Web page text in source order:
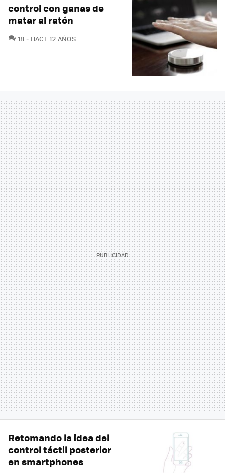
control con ganas de
matar al ratón
18 COMENTARIOS
HACE 12 AÑOS
Retomando la idea del
control táctil posterior
en smartphones